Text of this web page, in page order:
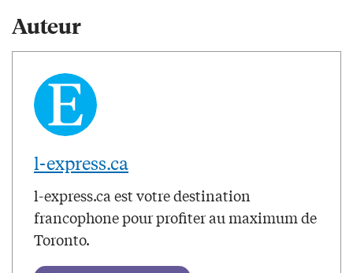
Auteur
l-express.ca
l-express.ca est votre destination
francophone pour profiter au maximum de
Toronto.